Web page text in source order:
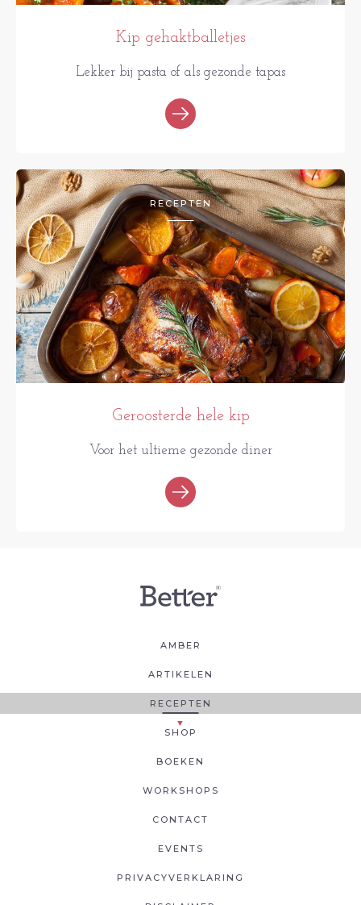
Kip gehaktballetjes
Lekker bij pasta of als gezonde tapas
RECEPTEN
Geroosterde hele kip
Voor het ultieme gezonde diner
AMBER
ARTIKELEN
RECEPTEN
SHOP
BOEKEN
WORKSHOPS
CONTACT
EVENTS
PRIVACYVERKLARING